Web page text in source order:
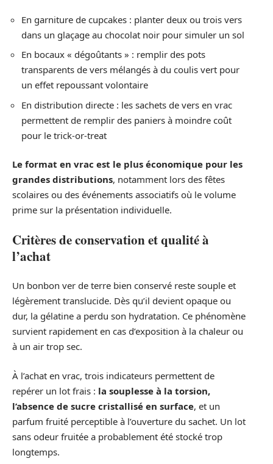
En garniture de cupcakes : planter deux ou trois vers
dans un glaçage au chocolat noir pour simuler un sol
En bocaux « dégoûtants » : remplir des pots
transparents de vers mélangés à du coulis vert pour
un effet repoussant volontaire
En distribution directe : les sachets de vers en vrac
permettent de remplir des paniers à moindre coût
pour le trick-or-treat
Le format en vrac est le plus économique pour les
grandes distributions, notamment lors des fêtes
scolaires ou des événements associatifs où le volume
prime sur la présentation individuelle.
Critères de conservation et qualité à
l’achat
Un bonbon ver de terre bien conservé reste souple et
légèrement translucide. Dès qu’il devient opaque ou
dur, la gélatine a perdu son hydratation. Ce phénomène
survient rapidement en cas d’exposition à la chaleur ou
à un air trop sec.
À l’achat en vrac, trois indicateurs permettent de
repérer un lot frais : la souplesse à la torsion,
l’absence de sucre cristallisé en surface, et un
parfum fruité perceptible à l’ouverture du sachet. Un lot
sans odeur fruitée a probablement été stocké trop
longtemps.